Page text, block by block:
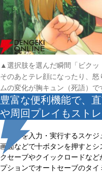
▲選択肢を選んだ瞬間「ビクッ
そのあとテレ顔になったり、
ムの変化が胸キュン（死語）で
豊富な便利機能で、
や周回プレイもスト
仕事を入力・実行するスケジ
画面などで十ボタンを押すと
クセーブやクイックロードな
プションでオートセーブのタイ